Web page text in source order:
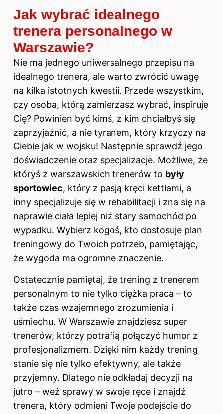
Jak wybrać idealnego
trenera personalnego w
Warszawie?
Nie ma jednego uniwersalnego przepisu na
idealnego trenera, ale warto zwrócić uwagę
na kilka istotnych kwestii. Przede wszystkim,
czy osoba, którą zamierzasz wybrać, inspiruje
Cię? Powinien być kimś, z kim chciałbyś się
zaprzyjaźnić, a nie tyranem, który krzyczy na
Ciebie jak w wojsku! Następnie sprawdź jego
doświadczenie oraz specjalizacje. Możliwe, że
któryś z warszawskich trenerów to były
sportowiec, który z pasją kręci kettlami, a
inny specjalizuje się w rehabilitacji i zna się na
naprawie ciała lepiej niż stary samochód po
wypadku. Wybierz kogoś, kto dostosuje plan
treningowy do Twoich potrzeb, pamiętając,
że wygoda ma ogromne znaczenie.
Ostatecznie pamiętaj, że trening z trenerem
personalnym to nie tylko ciężka praca – to
także czas wzajemnego zrozumienia i
uśmiechu. W Warszawie znajdziesz super
trenerów, którzy potrafią połączyć humor z
profesjonalizmem. Dzięki nim każdy trening
stanie się nie tylko efektywny, ale także
przyjemny. Dlatego nie odkładaj decyzji na
jutro – weź sprawy w swoje ręce i znajdź
trenera, który odmieni Twoje podejście do